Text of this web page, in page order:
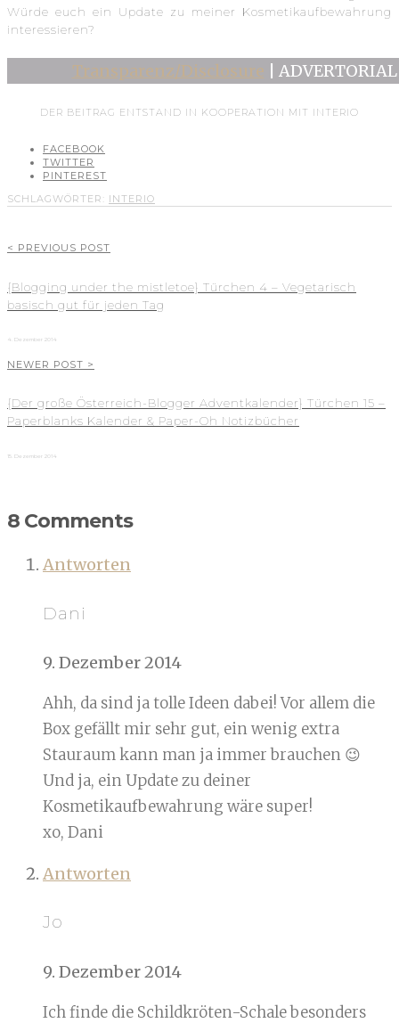
Würde euch ein Update zu meiner Kosmetikaufbewahrung
interessieren?
Transparenz/Disclosure |
DER BEITRAG ENTSTAND IN KOOPERATION MIT INTERIO
FACEBOOK
TWITTER
PINTEREST
SCHLAGWÖRTER: INTERIO
< PREVIOUS POST
{Blogging under the mistletoe} Türchen 4 – Vegetarisch
basisch gut für jeden Tag
4. Dezember 2014
NEWER POST >
{Der große Österreich-Blogger Adventkalender} Türchen 15 –
Paperblanks Kalender & Paper-Oh Notizbücher
15. Dezember 2014
8 Comments
Antworten
Dani
9. Dezember 2014
Ahh, da sind ja tolle Ideen dabei! Vor allem die
Box gefällt mir sehr gut, ein wenig extra
Stauraum kann man ja immer brauchen 😉
Und ja, ein Update zu deiner
Kosmetikaufbewahrung wäre super!
xo, Dani
Antworten
Jo
9. Dezember 2014
Ich finde die Schildkröten-Schale besonders